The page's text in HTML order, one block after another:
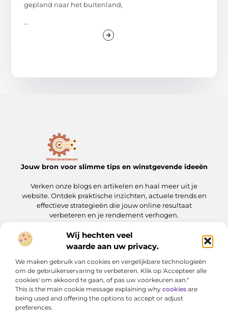
Wij hechten veel
waarde aan uw privacy.
We maken gebruik van cookies en vergelijkbare technologieën
om de gebruikerservaring te verbeteren. Klik op 'Accepteer alle
cookies' om akkoord te gaan, of pas uw voorkeuren aan."
This is the main cookie message explaining why cookies are
being used and offering the options to accept or adjust
preferences.
gepland naar het buitenland,
...
Jouw bron voor slimme tips en winstgevende ideeën
Verken onze blogs en artikelen en haal meer uit je
website. Ontdek praktische inzichten, actuele trends en
effectieve strategieën die jouw online resultaat
verbeteren en je rendement verhogen.
Onze informatie
Bericht categorie